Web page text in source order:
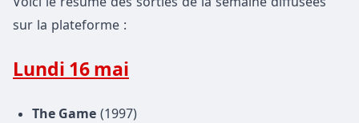
sur la plateforme :
Lundi 16 mai
The Game (1997)